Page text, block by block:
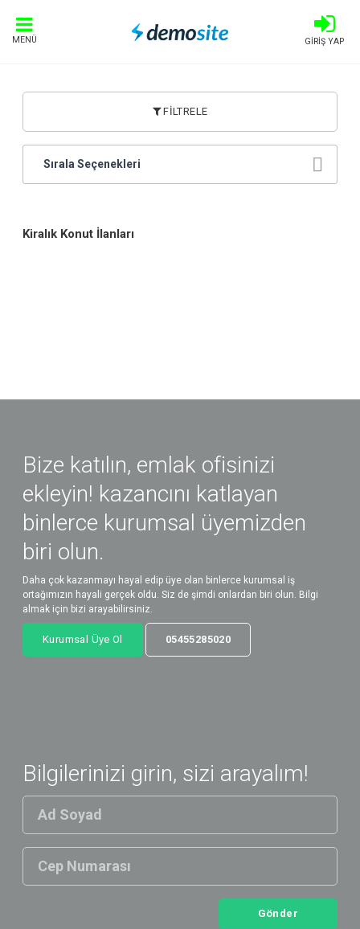
MENÜ GİRİŞ YAP
FİLTRELE
Sırala Seçenekleri
Kiralık Konut İlanları
Bize katılın, emlak ofisinizi
ekleyin! kazancını katlayan
binlerce kurumsal üyemizden
biri olun.
Daha çok kazanmayı hayal edip üye olan binlerce kurumsal iş
ortağımızın hayali gerçek oldu. Siz de şimdi onlardan biri olun. Bilgi
almak için bizi arayabilirsiniz.
Kurumsal Üye Ol 05455285020
Bilgilerinizi girin, sizi arayalım!
Gönder